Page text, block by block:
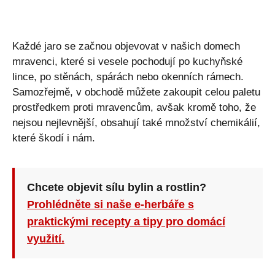
Každé jaro se začnou objevovat v našich domech
mravenci, které si vesele pochodují po kuchyňské
lince, po stěnách, spárách nebo okenních rámech.
Samozřejmě, v obchodě můžete zakoupit celou paletu
prostředkem proti mravencům, avšak kromě toho, že
nejsou nejlevnější, obsahují také množství chemikálií,
které škodí i nám.
Chcete objevit sílu bylin a rostlin?
Prohlédněte si naše e-herbáře s
praktickými recepty a tipy pro domácí
využití.